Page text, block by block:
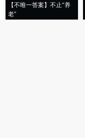
【不唯一答案】不止“养
老”